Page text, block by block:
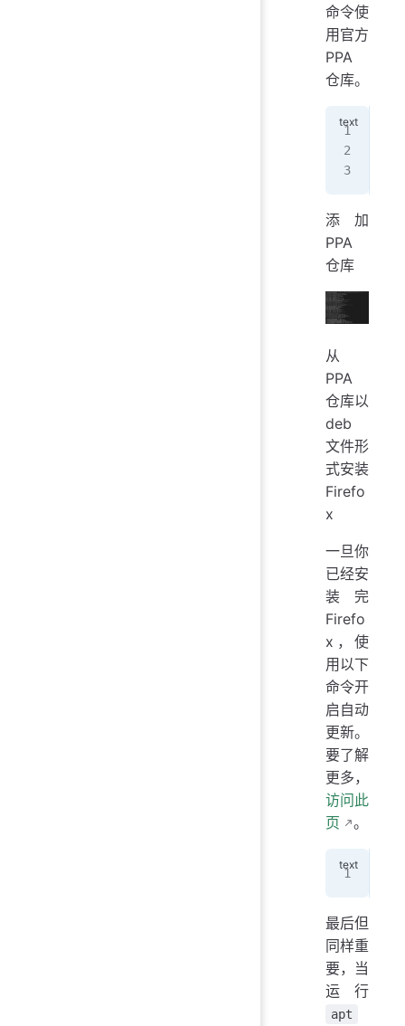
命令使
用官方
PPA
仓库。
添加
PPA
仓库
从
PPA
仓库以
deb
文件形
式安装
Firefo
x
一旦你
已经安
装完
Firefo
x，使
用以下
命令开
启自动
更新。
要了解
更多，
访问此
页
。
最后但
同样重
要，当
运行
apt